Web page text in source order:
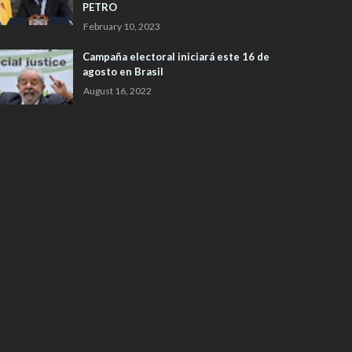
PETRO
February 10, 2023
Campaña electoral iniciará este 16 de
agosto en Brasil
August 16, 2022